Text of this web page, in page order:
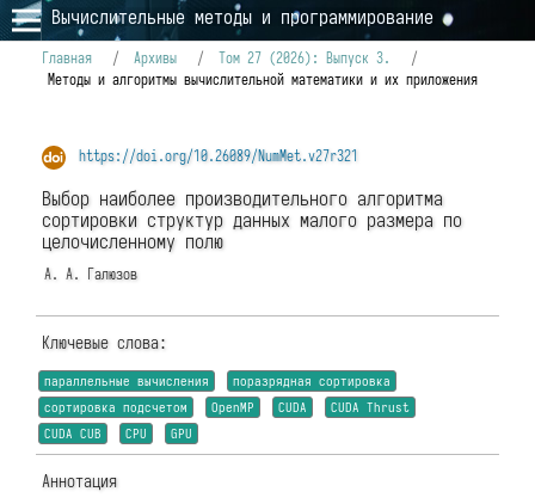
Вычислительные методы и программирование
Главная / Архивы / Том 27 (2026): Выпуск 3.
/
Методы и алгоритмы вычислительной математики и их приложения
https://doi.org/10.26089/NumMet.v27r321
Выбор наиболее производительного алгоритма
сортировки структур данных малого размера по
целочисленному полю
А. А. Галюзов
Ключевые слова:
параллельные вычисления
поразрядная сортировка
сортировка подсчетом
OpenMP CUDA
CUDA Thrust
CUDA CUB
CPU GPU
Аннотация